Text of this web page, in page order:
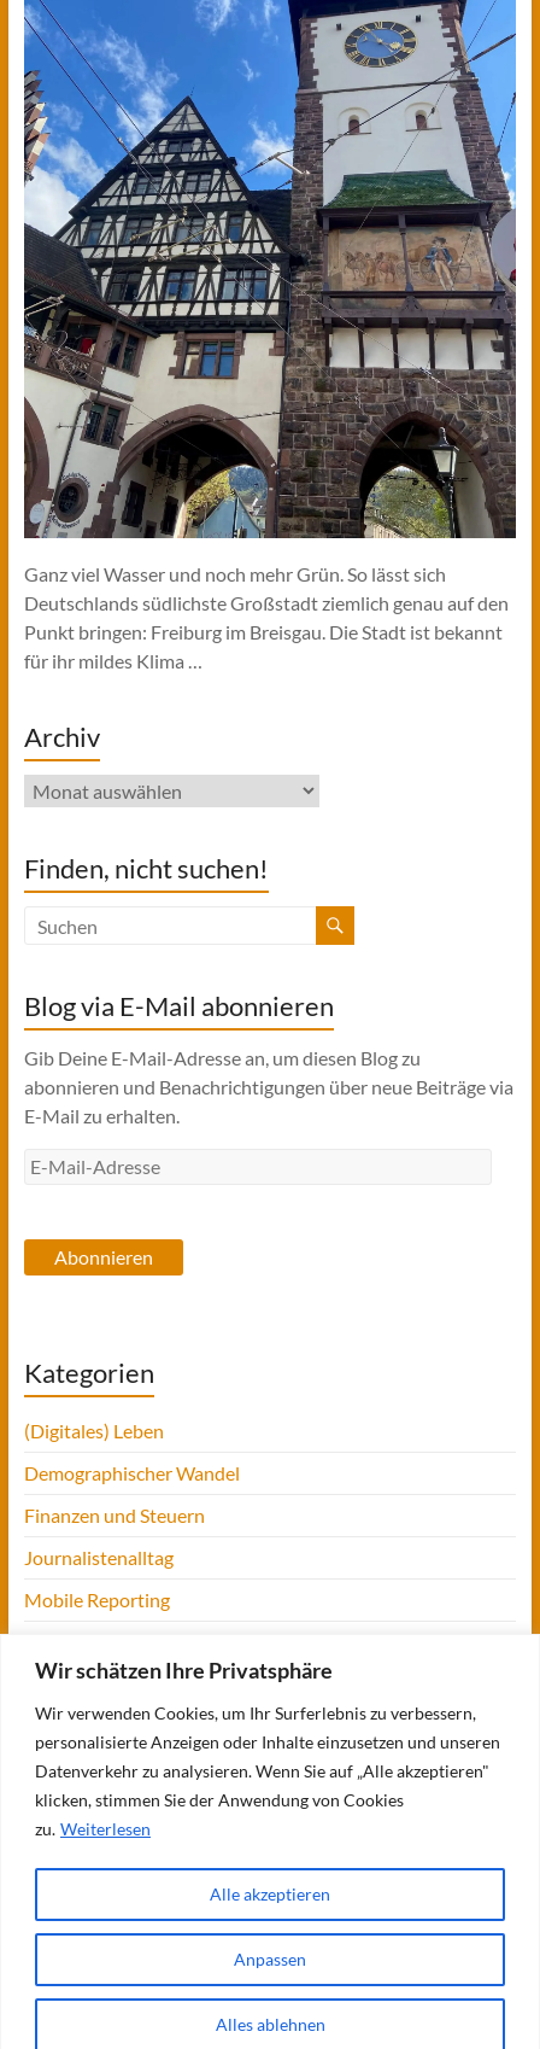
Wir schätzen Ihre Privatsphäre
Wir verwenden Cookies, um Ihr Surferlebnis zu verbessern,
personalisierte Anzeigen oder Inhalte einzusetzen und unseren
Datenverkehr zu analysieren. Wenn Sie auf „Alle akzeptieren"
klicken, stimmen Sie der Anwendung von Cookies
zu. Weiterlesen
Anpassen
Alles ablehnen
Alle akzeptieren
Ganz viel Wasser und noch mehr Grün. So lässt sich
Deutschlands südlichste Großstadt ziemlich genau auf den
Punkt bringen: Freiburg im Breisgau. Die Stadt ist bekannt
für ihr mildes Klima …
Archiv
Archiv
Finden, nicht suchen!
Blog via E-Mail abonnieren
Gib Deine E-Mail-Adresse an, um diesen Blog zu
abonnieren und Benachrichtigungen über neue Beiträge via
E-Mail zu erhalten.
E-
Abonnieren
Kategorien
(Digitales) Leben
Demographischer Wandel
Finanzen und Steuern
Journalistenalltag
Mobile Reporting
Tansania
UofM
Verbraucherjournalismus
Workshops, Konferenzen & Messen
ThemeGrill. Präsentiert von:WordPress.
Meine Projekte
meine Themen
Seminare und Vorträge Meine Referenzen Blogs
Fit für
Datenschutzerklärung